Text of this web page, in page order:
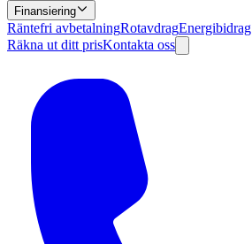
Finansiering
Räntefri avbetalningRotavdragEnergibidrag
Räkna ut ditt prisKontakta oss